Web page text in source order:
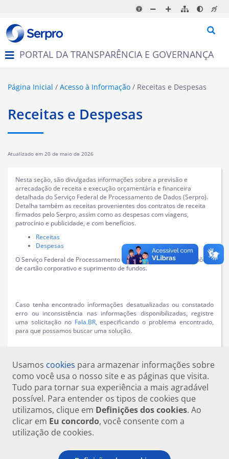
PORTAL DA TRANSPARÊNCIA E GOVERNANÇA
Página Inicial Acesso à Informação Receitas e Despesas
Receitas e Despesas
Atualizado em 20 de maio de 2026
Nesta seção, são divulgadas informações sobre a previsão e
arrecadação de receita e execução orçamentária e financeira
detalhada do Serviço Federal de Processamento de Dados (Serpro).
Detalha também as receitas provenientes dos contratos de receita
firmados pelo Serpro, assim como as despesas com viagens,
patrocínio e publicidade, e com benefícios.
Receitas
Despesas
O Serviço Federal de Processamento de Dados (Serpro) não dispõe
de cartão corporativo e suprimento de fundos.
Caso tenha encontrado informações desatualizadas ou constatado
erro ou inconsistência nas informações disponibilizadas, registre
uma solicitação no Fala.BR, especificando o problema encontrado,
para que possamos buscar uma solução.
Usamos cookies para armazenar informações sobre
como você usa o nosso site e as páginas que visita.
Tudo para tornar sua experiência a mais agradável
possível. Para entender os tipos de cookies que
utilizamos, clique em Definições dos cookies. Ao
clicar em Eu concordo, você consente com a
utilização de cookies.